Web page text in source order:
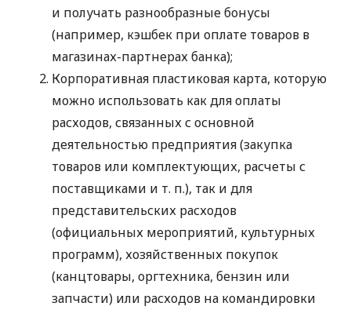
и получать разнообразные бонусы
(например, кэшбек при оплате товаров в
магазинах-партнерах банка);
Корпоративная пластиковая карта, которую
можно использовать как для оплаты
расходов, связанных с основной
деятельностью предприятия (закупка
товаров или комплектующих, расчеты с
поставщиками и т. п.), так и для
представительских расходов
(официальных мероприятий, культурных
программ), хозяйственных покупок
(канцтовары, оргтехника, бензин или
запчасти) или расходов на командировки